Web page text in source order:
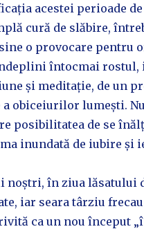
acestei perioade
cură de slăbire,
o provocare pentru
întocmai
și meditație, de un
obiceiurilor lumești.
posibilitatea de se
inundată de iubire și
în ziua lăsatului
iar seara târziu
ca un nou început